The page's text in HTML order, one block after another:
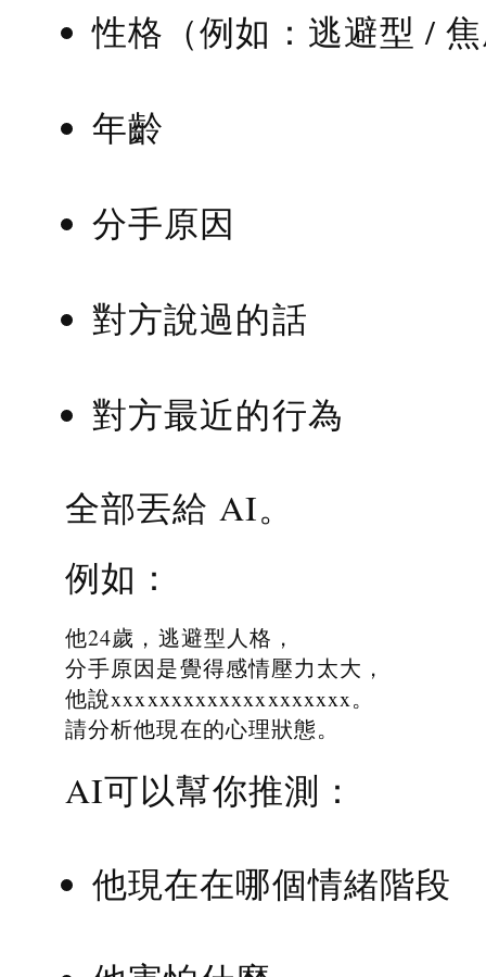
性格（例如：逃避型 /
年齡
分手原因
對方說過的話
對方最近的行為
全部丟給 AI。
例如：
他24歲，逃避型人格，
分手原因是覺得感情壓力太大，
他說xxxxxxxxxxxxxxxxxxxx。
請分析他現在的心理狀態。
AI可以幫你推測：
他現在在哪個情緒階段